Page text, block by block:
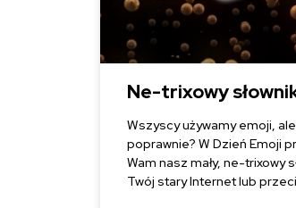
Ne-trixowy
Wszyscy używamy emoji,
poprawnie? W Dzień Emoji
Wam nasz mały, ne-trixowy
Twój stary Internet lub